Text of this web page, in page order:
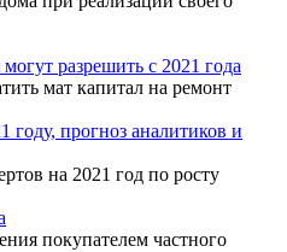
разрешить с 2021 года
мат капитал на ремонт
прогноз аналитиков и
на 2021 год по росту
покупателем частного